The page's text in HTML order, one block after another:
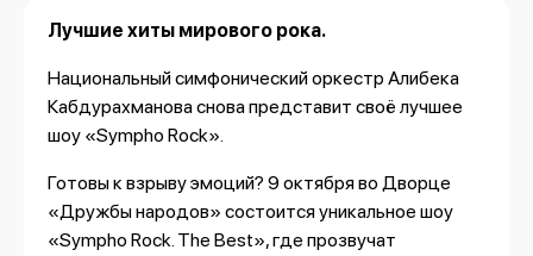
Лучшие хиты мирового рока.
Национальный симфонический оркестр Алибека
Кабдурахманова снова представит своё лучшее
шоу «Sympho Rock».
Готовы к взрыву эмоций? 9 октября во Дворце
«Дружбы народов» состоится уникальное шоу
«Sympho Rock. The Best», где прозвучат